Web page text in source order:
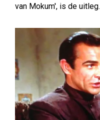
van Mokum', is de uitleg.